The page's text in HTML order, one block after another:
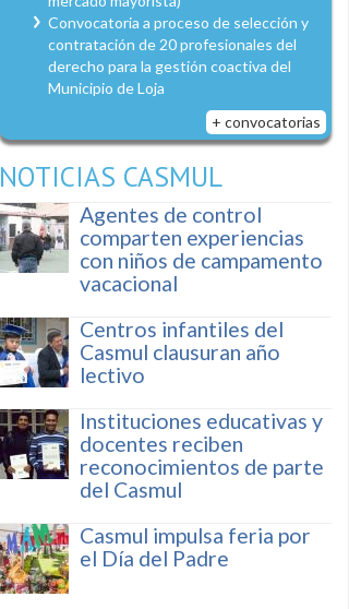
Convocatoria a proceso de selección y
contratación de 20 profesionales del
derecho para la gestión coactiva del
Municipio de Loja
+ convocatorias
NOTICIAS CASMUL
Agentes de control
comparten experiencias
con niños de campamento
vacacional
Centros infantiles del
Casmul clausuran año
lectivo
Instituciones educativas y
docentes reciben
reconocimientos de parte
del Casmul
Casmul impulsa feria por
el Día del Padre